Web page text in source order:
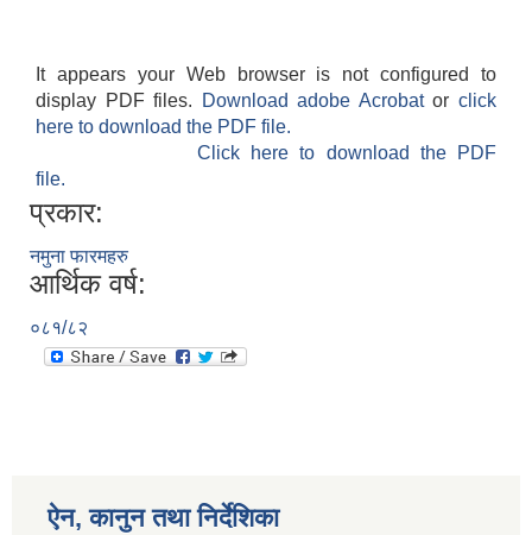
It appears your Web browser is not configured to
display PDF files.
Download adobe Acrobatorclick
here to download the PDF file.
Click here to download the PDF
file.
प्रकार:
नमुना फारमहरु
आर्थिक वर्ष:
०८१/८२
ऐन, कानुन तथा निर्देशिका